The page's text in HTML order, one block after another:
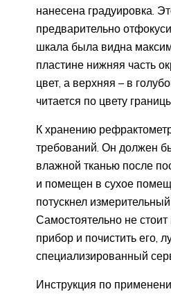
нанесена градуировка.
предварительно
шкала была видна
пластине нижняя часть
цвет, а верхняя – в
читается по цвету
К хранению
требований. Он должен
влажной тканью после
и помещен в сухое
потускнел измерительный
Самостоятельно не
прибор и почистить его,
специализированный
Инструкция по